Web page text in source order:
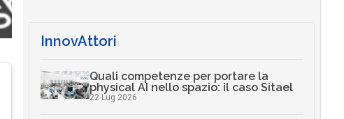
InnovAttori
Quali competenze per portare la
physical AI nello spazio: il caso Sitael
22 Lug 2026